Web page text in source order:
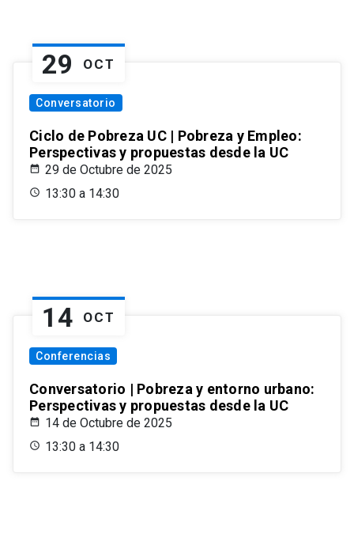
29 OCT
Conversatorio
Ciclo de Pobreza UC | Pobreza y Empleo:
Perspectivas y propuestas desde la UC
29 de Octubre de 2025
13:30 a 14:30
14 OCT
Conferencias
Conversatorio | Pobreza y entorno urbano:
Perspectivas y propuestas desde la UC
14 de Octubre de 2025
13:30 a 14:30